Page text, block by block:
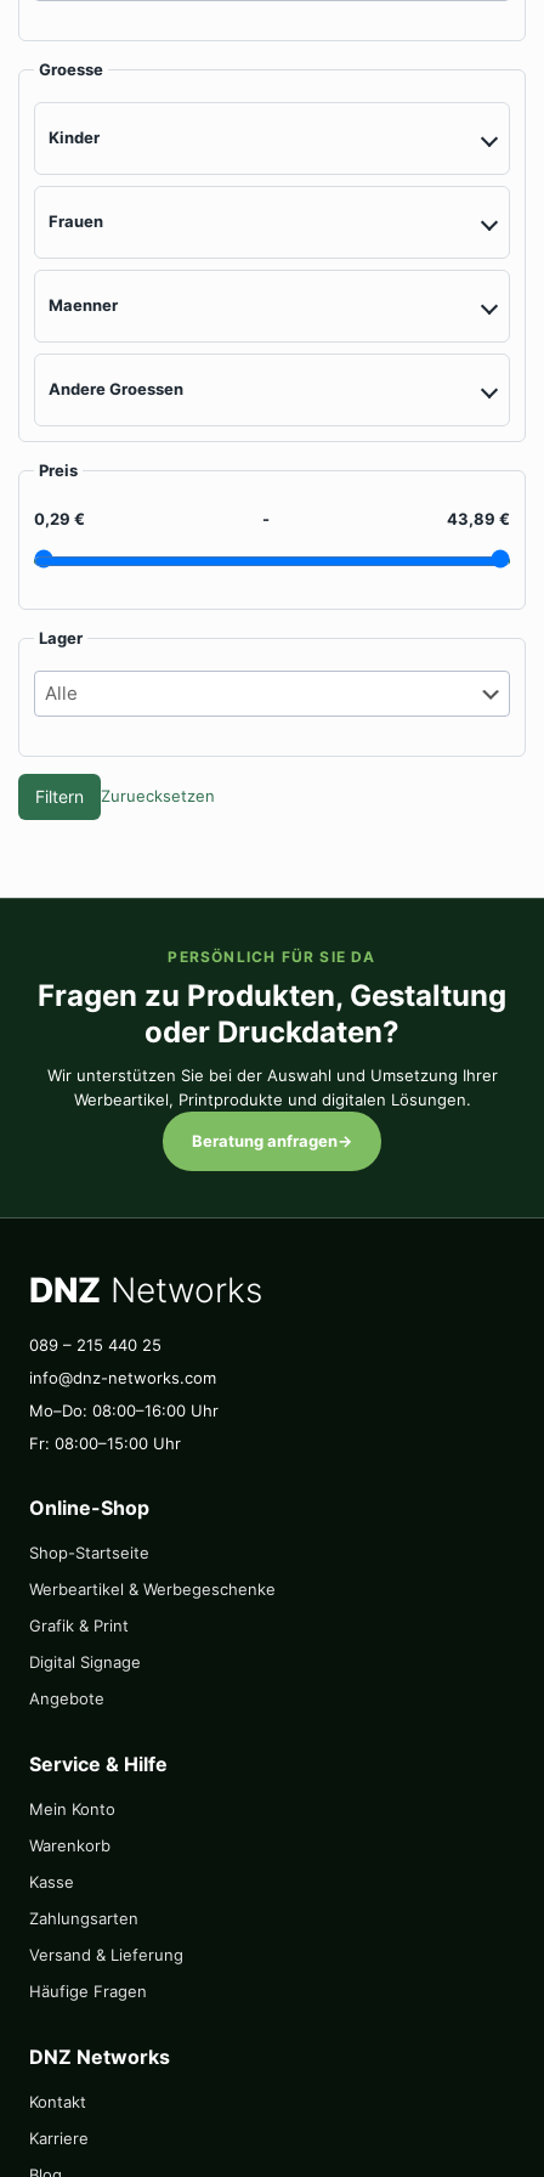
Groesse
Kinder
Frauen
Maenner
Andere Groessen
Preis
0,29 € - 43,89 €
Lager
Filtern Zuruecksetzen
PERSÖNLICH FÜR SIE DA
Fragen zu Produkten, Gestaltung
oder Druckdaten?
Wir unterstützen Sie bei der Auswahl und Umsetzung Ihrer
Werbeartikel, Printprodukte und digitalen Lösungen.
Beratung anfragen→
DNZ Networks
089 – 215 440 25
info@dnz-networks.com
Mo–Do: 08:00–16:00 Uhr
Fr: 08:00–15:00 Uhr
Online-Shop
Shop-Startseite
Werbeartikel & Werbegeschenke
Grafik & Print
Digital Signage
Angebote
Service & Hilfe
Mein Konto
Warenkorb
Kasse
Zahlungsarten
Versand & Lieferung
Häufige Fragen
DNZ Networks
Kontakt
Karriere